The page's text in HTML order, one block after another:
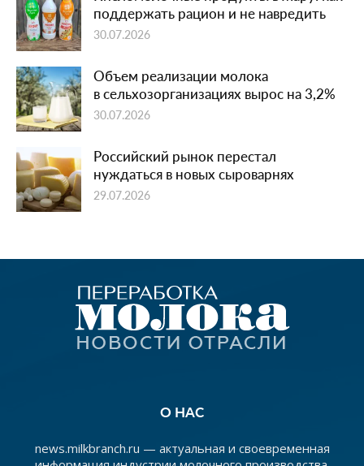
поддержать рацион и не навредить
30.07.2026
Объем реализации молока
в сельхозорганизациях вырос на 3,2%
30.07.2026
Российский рынок перестал
нуждаться в новых сыроварнях
29.07.2026
О НАС
news.milkbranch.ru — актуальная и своевременная